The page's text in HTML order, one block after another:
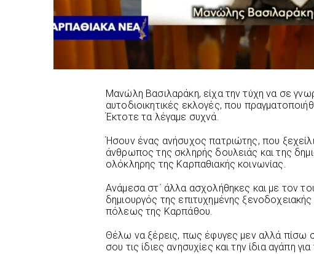
Μανώλη Βασιλαράκη, είχα την τύχη να σε
αυτοδιοικητικές εκλογές, που
Έκτοτε τα λέγαμε συχνά.
Ήσουν ένας ανήσυχος πατριώτης, που
άνθρωπος της σκληρής δουλειάς και της
ολόκληρης της Καρπαθιακής κοινωνίας.
Ανάμεσα στ΄ άλλα ασχολήθηκες και με τον
δημιουργός της επιτυχημένης
πόλεως της Καρπάθου.
Θέλω να ξέρεις, πως έφυγες μεν αλλά πίσω
σου τις ίδιες ανησυχίες και την ίδια αγάπη